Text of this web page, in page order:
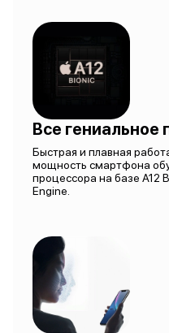
Все гениальное
Быстрая и плавная
мощность смартфона
процессора на базе A12
Engine.